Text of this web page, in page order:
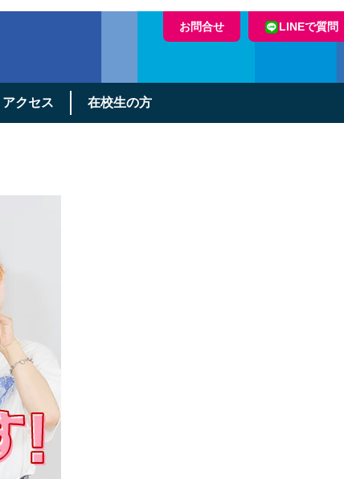
お問合せ LINEで質問
アクセス 在校生の方